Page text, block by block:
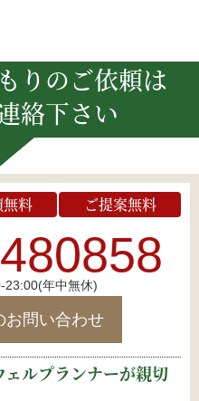
りのご依頼は
絡下さい
無料 ご提案無料
23:00(年中無休)
お問い合わせ
ルプランナーが親切